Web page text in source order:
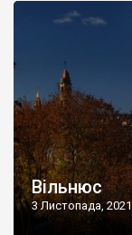
Вільнюс
3 Листопада, 2021